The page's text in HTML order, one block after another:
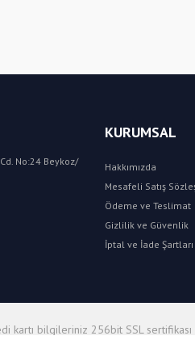
No:24 Beykoz/
KURUMSAL
Hakkımızda
Mesafeli Satış
Ödeme ve Teslimat
Gizlilik ve Güvenlik
İptal ve İade Şartları
kartı bilgileriniz 256bit SSL